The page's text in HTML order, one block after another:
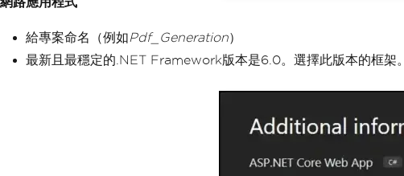
給專案命名（例如Pdf_Generation）
最新且最穩定的.NET Framework版本是6.0。選擇此版本的框架。